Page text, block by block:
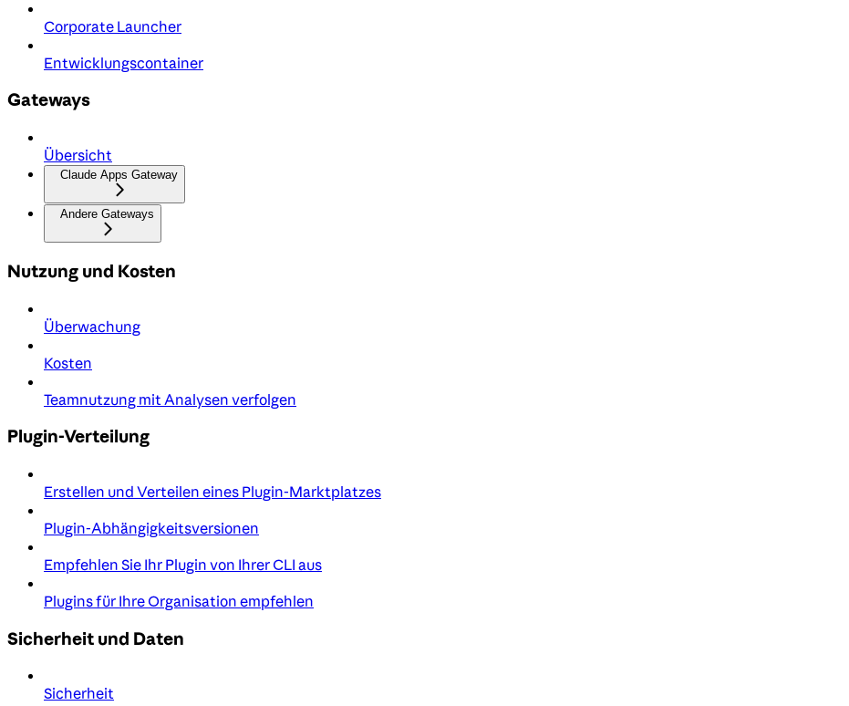
Corporate Launcher
Entwicklungscontainer
Gateways
Übersicht
Claude Apps Gateway
Andere Gateways
Nutzung und Kosten
Überwachung
Kosten
Teamnutzung mit Analysen verfolgen
Plugin-Verteilung
Erstellen und Verteilen eines Plugin-Marktplatzes
Plugin-Abhängigkeitsversionen
Empfehlen Sie Ihr Plugin von Ihrer CLI aus
Plugins für Ihre Organisation empfehlen
Sicherheit und Daten
Sicherheit